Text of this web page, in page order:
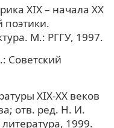
XIX – начала XX
поэтики.
М.: РГГУ, 1997.
Советский
XIX-XX веков
отв. ред. Н. И.
1999.